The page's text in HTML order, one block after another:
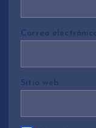
Correo
Sitio web